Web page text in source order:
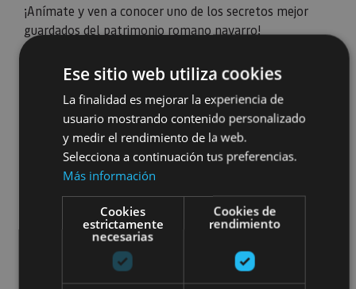
¡Anímate y ven a conocer uno de los secretos mejor
guardados del patrimonio romano navarro!
Ese sitio web utiliza cookies
La finalidad es mejorar la experiencia de
usuario mostrando contenido personalizado
y medir el rendimiento de la web.
Selecciona a continuación tus preferencias.
Más información
Cookies
estrictamente
necesarias
Cookies de
rendimiento